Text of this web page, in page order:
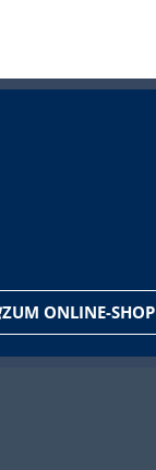
ZUM ONLINE-SHOP